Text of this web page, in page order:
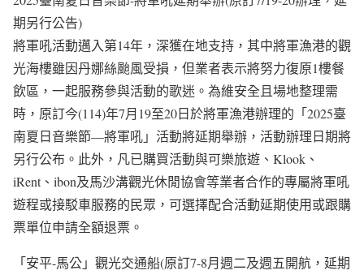
期另行公告)
將軍吼活動邁入第14年，深獲在地支持，其中將軍漁港的觀
光海樓雖因丹娜絲颱風受損，但業者表示將努力復原1樓餐
飲區，一起服務參與活動的歌迷。為維安全且場地整理需
時，原訂今(114)年7月19至20日於將軍漁港辦理的「2025臺
南夏日音樂節—將軍吼」活動將延期舉辦，活動辦理日期將
另行公布。此外，凡已購買活動與可樂旅遊、Klook、
iRent、ibon及馬沙溝觀光休閒協會等業者合作的專屬將軍吼
遊程或接駁車服務的民眾，可選擇配合活動延期使用或跟購
票單位申請全額退票。
「安平-馬公」觀光交通船(原訂7-8月週二及週五開航，延期